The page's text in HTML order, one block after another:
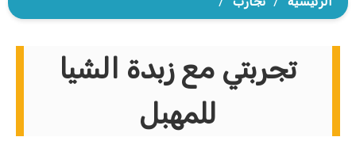
تجربتي مع زبدة الشيا
للمهبل